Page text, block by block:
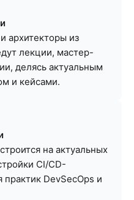
архитекторы из
лекции, мастер-
делясь актуальным
и кейсами.
на актуальных
CI/CD-
DevSecOps и